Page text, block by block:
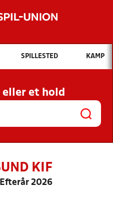
Hvad vil du søge efter?
OG NYHEDER
KLUBBER OG
SPILLESTED KAMP
eller et hold
KIF
Efterår 2026